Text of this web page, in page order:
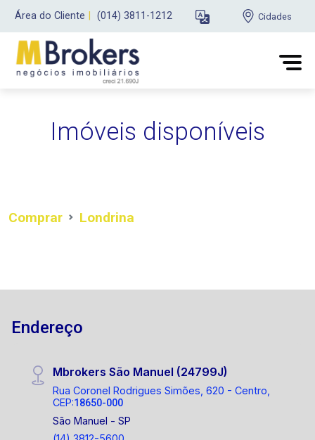
Área do Cliente (014) 3811-1212 Cidades
Imóveis disponíveis
Comprar Londrina
Endereço
Mbrokers São Manuel (24799J)
Rua Coronel Rodrigues Simões, 620 - Centro,
CEP:18650-000
São Manuel - SP